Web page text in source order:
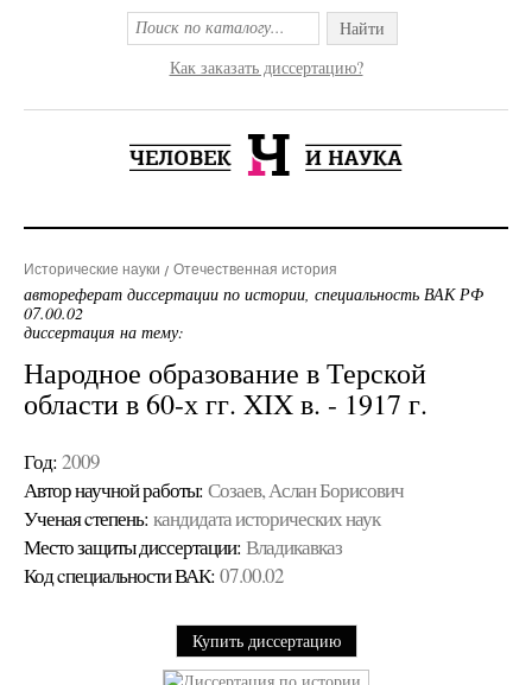
Найти
Как заказать диссертацию?
Исторические науки Отечественная история
автореферат диссертации по истории, специальность ВАК РФ
07.00.02
диссертация на тему:
Народное образование в Терской
области в 60-х гг. XIX в. - 1917 г.
Год: 2009
Автор научной работы: Созаев, Аслан Борисович
Ученая cтепень: кандидата исторических наук
Место защиты диссертации: Владикавказ
Код cпециальности ВАК: 07.00.02
Купить диссертацию